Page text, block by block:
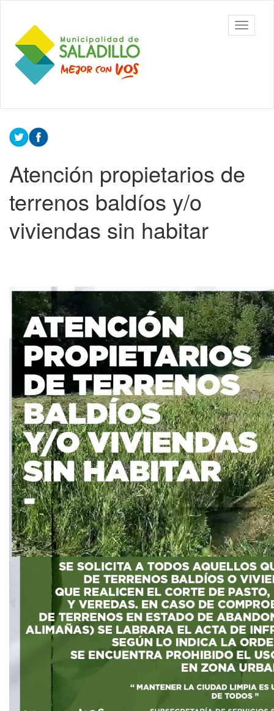
contenido
principal
Municipalidad
de Saladillo
barra
Contenido
principal
Atención propietarios de
terrenos baldíos y/o
viviendas sin habitar